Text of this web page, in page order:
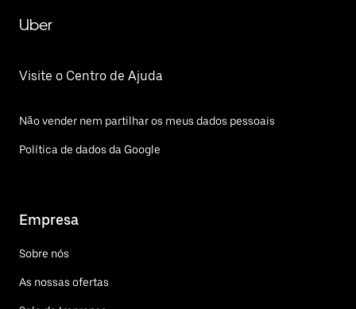
Uber
Visite o Centro de Ajuda
Não vender nem partilhar os meus dados pessoais
Política de dados da Google
Empresa
Sobre nós
As nossas ofertas